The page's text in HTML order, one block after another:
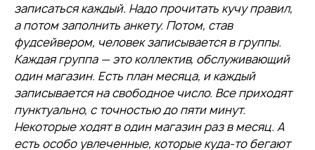
записаться каждый. Надо прочитать кучу правил,
а потом заполнить анкету. Потом, став
фудсейвером, человек записывается в группы.
Каждая группа — это коллектив, обслуживающий
один магазин. Есть план месяца, и каждый
записывается на свободное число. Все приходят
пунктуально, с точностью до пяти минут.
Некоторые ходят в один магазин раз в месяц. А
есть особо увлеченные, которые куда-то бегают